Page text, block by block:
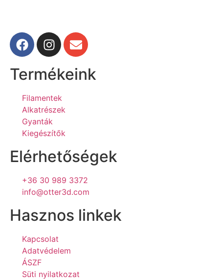
Termékeink
Filamentek
Alkatrészek
Gyanták
Kiegészítők
Elérhetőségek
+36 30 989 3372
info@otter3d.com
Hasznos linkek
Kapcsolat
Adatvédelem
ÁSZF
Süti nyilatkozat